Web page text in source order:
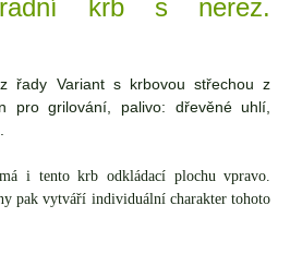
krb s nerez.
řady Variant s krbovou střechou z
pro grilování, palivo: dřevěné uhlí,
i tento krb odkládací plochu vpravo.
pak vytváří individuální charakter tohoto